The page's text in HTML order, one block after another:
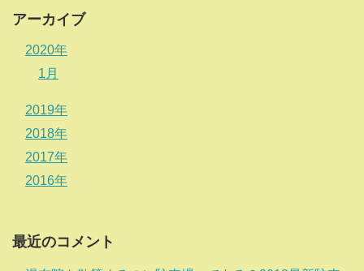
アーカイブ
2020年
1月
2019年
2018年
2017年
2016年
最近のコメント